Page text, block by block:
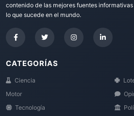
contenido de las mejores fuentes
lo que sucede en el mundo.
CATEGORÍAS
Ciencia
Motor
Tecnología